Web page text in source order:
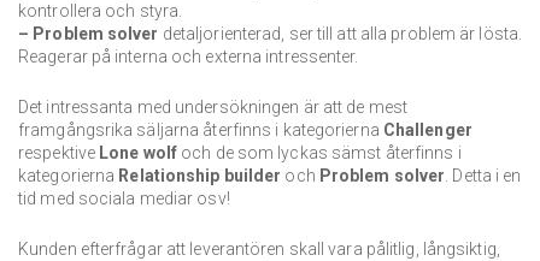
kontrollera och styra.
– Problem solver detaljorienterad, ser till att alla problem är lösta.
Reagerar på interna och externa intressenter.
Det intressanta med undersökningen är att de mest
framgångsrika säljarna återfinns i kategorierna Challenger
respektive Lone wolf och de som lyckas sämst återfinns i
kategorierna Relationship builder och Problem solver. Detta i en
tid med sociala mediar osv!
Kunden efterfrågar att leverantören skall vara pålitlig, långsiktig,